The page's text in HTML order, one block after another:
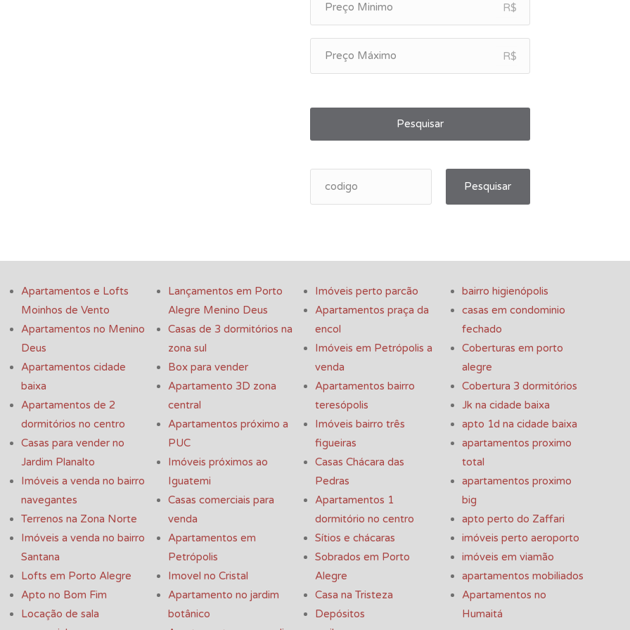
R$
R$
Pesquisar
Pesquisar
Apartamentos e Lofts
Moinhos de Vento
Apartamentos no Menino
Deus
Apartamentos cidade
baixa
Apartamentos de 2
dormitórios no centro
Casas para vender no
Jardim Planalto
Imóveis a venda no bairro
navegantes
Terrenos na Zona Norte
Imóveis a venda no bairro
Santana
Lofts em Porto Alegre
Apto no Bom Fim
Locação de sala
Lançamentos em Porto
Alegre Menino Deus
Casas de 3 dormitórios na
zona sul
Box para vender
Apartamento 3D zona
central
Apartamentos próximo a
PUC
Imóveis próximos ao
Iguatemi
Casas comerciais para
venda
Apartamentos em
Petrópolis
Imovel no Cristal
Apartamento no jardim
botânico
Imóveis perto parcão
Apartamentos praça da
encol
Imóveis em Petrópolis a
venda
Apartamentos bairro
teresópolis
Imóveis bairro três
figueiras
Casas Chácara das
Pedras
Apartamentos 1
dormitório no centro
Sítios e chácaras
Sobrados em Porto
Alegre
Casa na Tristeza
Depósitos
bairro higienópolis
casas em condominio
fechado
Coberturas em porto
alegre
Cobertura 3 dormitórios
Jk na cidade baixa
apto 1d na cidade baixa
apartamentos proximo
total
apartamentos proximo
big
apto perto do Zaffari
imóveis perto aeroporto
imóveis em viamão
apartamentos mobiliados
Apartamentos no
Humaitá